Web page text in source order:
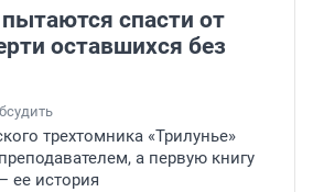
спасти от
оставшихся без
трехтомника «Трилунье»
а первую книгу
ее история